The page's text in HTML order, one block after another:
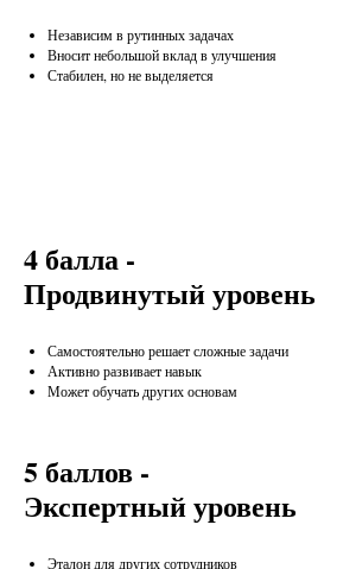
Независим в рутинных задачах
Вносит небольшой вклад в улучшения
Стабилен, но не выделяется
4 балла -
Продвинутый уровень
Самостоятельно решает сложные задачи
Активно развивает навык
Может обучать других основам
5 баллов -
Экспертный уровень
Эталон для других сотрудников